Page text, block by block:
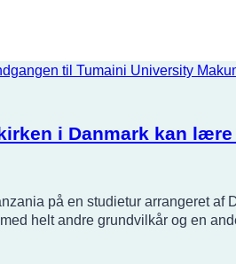
i Danmark kan lære
på en studietur arrangeret
helt andre grundvilkår og en